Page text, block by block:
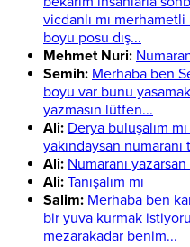
vicdanlı mı
boyu posu dış...
Mehmet Nuri:
Semih: Merhaba ben
boyu var bunu
yazmasın lütfen...
Ali: Derya buluşalım
yakındaysan
Ali: Numaranı yazarsan
Ali: Tanışalım mı
Salim: Merhaba ben
bir yuva kurmak
mezarakadar benim...